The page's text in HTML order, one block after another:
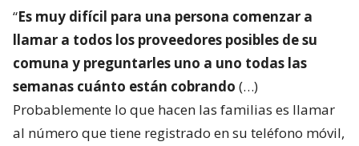
“Es muy difícil para una persona comenzar a
llamar a todos los proveedores posibles de su
comuna y preguntarles uno a uno todas las
semanas cuánto están cobrando (…)
Probablemente lo que hacen las familias es llamar
al número que tiene registrado en su teléfono móvil,